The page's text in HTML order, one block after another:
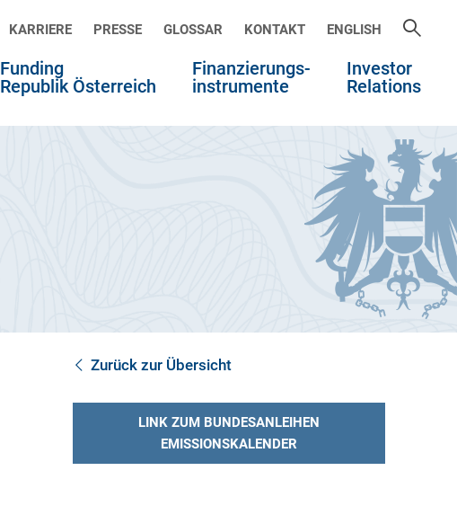
KARRIERE PRESSE GLOSSAR KONTAKT ENGLISH
Funding
Republik Österreich
Finanzierungs-
instrumente
Investor
Relations
Zurück zur Übersicht
LINK ZUM BUNDESANLEIHEN
EMISSIONSKALENDER